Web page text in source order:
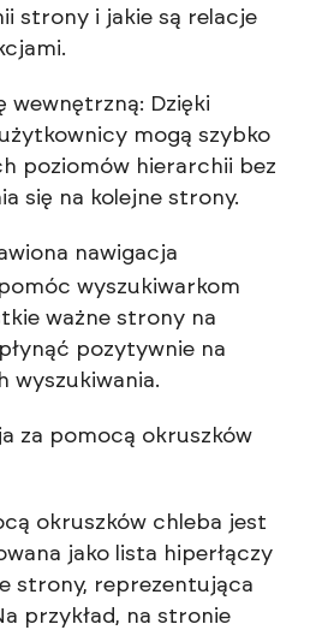
strony i jakie są relacje
wewnętrzną: Dzięki
mogą szybko
poziomów hierarchii bez
się na kolejne strony.
nawigacja
wyszukiwarkom
ważne strony na
pozytywnie na
wyszukiwania.
za pomocą okruszków
okruszków chleba jest
jako lista hiperłączy
strony, reprezentująca
przykład, na stronie